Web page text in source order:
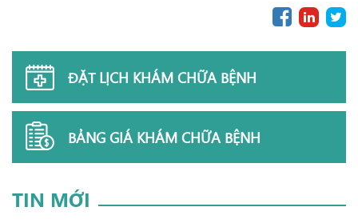
ĐẶT LỊCH KHÁM CHỮA BỆNH
BẢNG GIÁ KHÁM CHỮA BỆNH
TIN MỚI